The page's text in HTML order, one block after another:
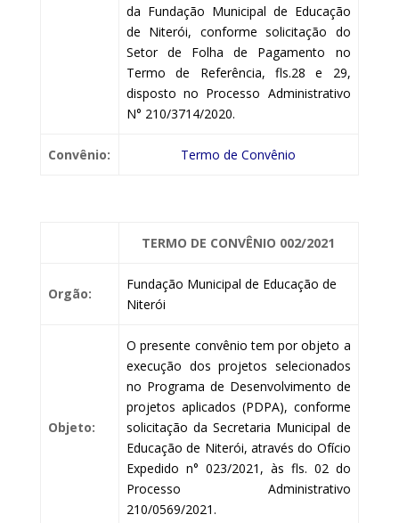
da Fundação Municipal de Educação
de Niterói, conforme solicitação do
Setor de Folha de Pagamento no
Termo de Referência, fls.28 e 29,
disposto no Processo Administrativo
N° 210/3714/2020.
Convênio: Termo de Convênio
TERMO DE CONVÊNIO 002/2021
Orgão:
Fundação Municipal de Educação de
Niterói
Objeto:
O presente convênio tem por objeto a
execução dos projetos selecionados
no Programa de Desenvolvimento de
projetos aplicados (PDPA), conforme
solicitação da Secretaria Municipal de
Educação de Niterói, através do Ofício
Expedido n° 023/2021, às fls. 02 do
Processo Administrativo
210/0569/2021.